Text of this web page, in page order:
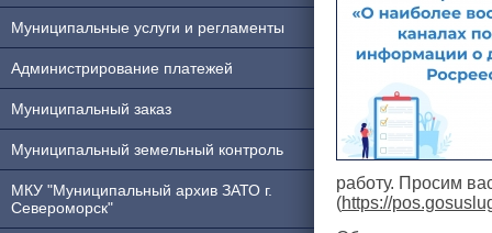
Муниципальные услуги и регламенты
Администрирование платежей
Муниципальный заказ
Муниципальный земельный контроль
МКУ "Муниципальный архив ЗАТО г.
Североморск"
работу. Просим
(https://